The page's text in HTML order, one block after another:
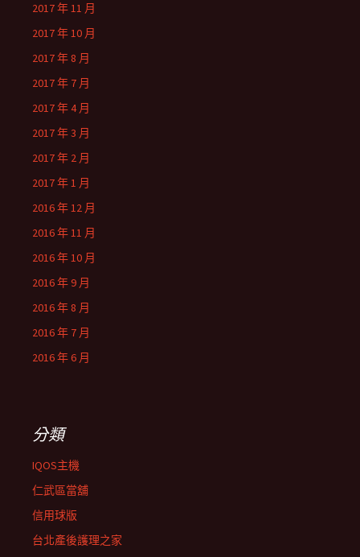
2017 年 11 月
2017 年 10 月
2017 年 8 月
2017 年 7 月
2017 年 4 月
2017 年 3 月
2017 年 2 月
2017 年 1 月
2016 年 12 月
2016 年 11 月
2016 年 10 月
2016 年 9 月
2016 年 8 月
2016 年 7 月
2016 年 6 月
分類
IQOS主機
仁武區當舖
信用球版
台北產後護理之家